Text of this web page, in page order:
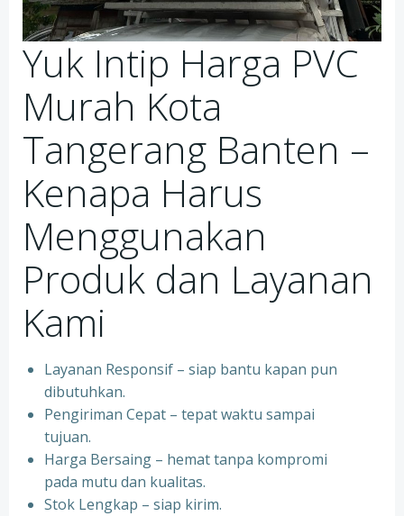
Yuk Intip Harga PVC
Murah Kota
Tangerang Banten –
Kenapa Harus
Menggunakan
Produk dan Layanan
Kami
Layanan Responsif – siap bantu kapan pun
dibutuhkan.
Pengiriman Cepat – tepat waktu sampai
tujuan.
Harga Bersaing – hemat tanpa kompromi
pada mutu dan kualitas.
Stok Lengkap – siap kirim.